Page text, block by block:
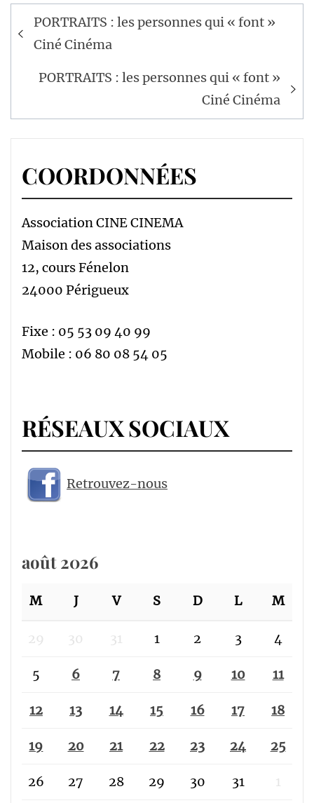
Navigation
de
PORTRAITS : les personnes qui « font »
Ciné Cinéma
PORTRAITS : les personnes qui « font »
Ciné Cinéma
COORDONNÉES
Association CINE CINEMA
Maison des associations
12, cours Fénelon
24000 Périgueux
Fixe : 05 53 09 40 99
Mobile : 06 80 08 54 05
RÉSEAUX SOCIAUX
Retrouvez-nous
août 2026
M J V S D L M
29 30 31 1 2 3 4
5 6 7 8 9 10 11
12 13 14 15 16 17 18
19 20 21 22 23 24 25
26 27 28 29 30 31 1